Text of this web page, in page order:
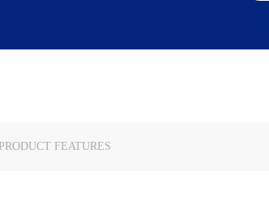
PRODUCT FEATURES